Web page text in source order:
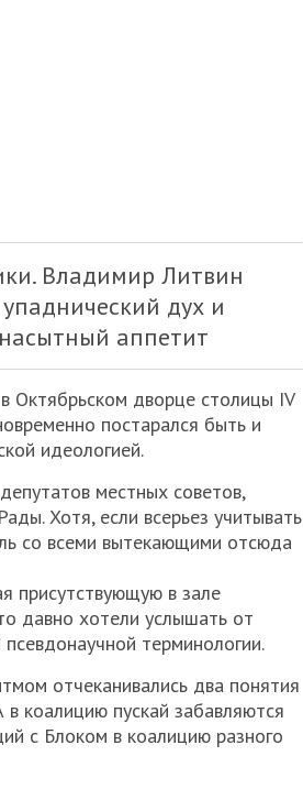
Владимир Литвин
дух и
аппетит
Октябрьском дворце столицы IV
постарался быть и
идеологией.
местных советов,
Хотя, если всерьез учитывать
со всеми вытекающими отсюда
присутствующую в зале
давно хотели услышать от
терминологии.
отчеканивались два понятия
коалицию пускай забавляются
с Блоком в коалицию разного